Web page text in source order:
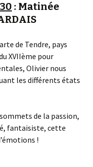
: Matinée
de Tendre, pays
XVIIème pour
Olivier nous
les différents états
de la passion,
fantaisiste, cette
!